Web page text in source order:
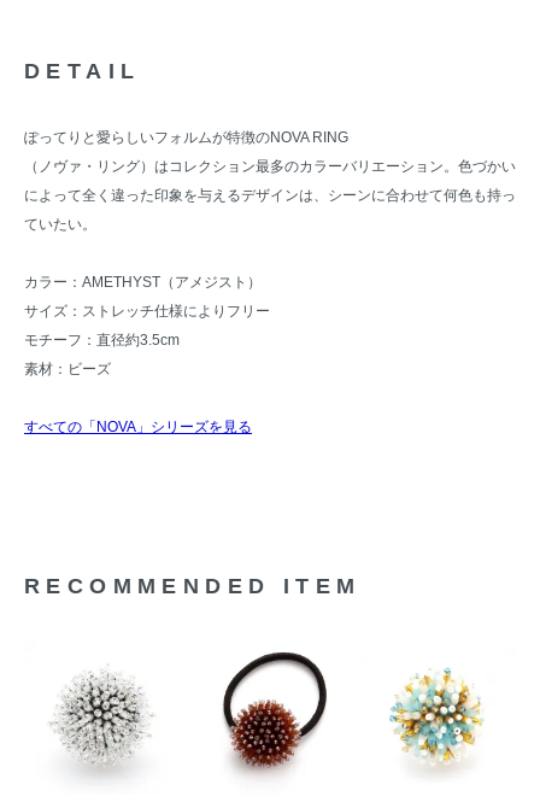
DETAIL
ぽってりと愛らしいフォルムが特徴のNOVA RING
（ノヴァ・リング）はコレクション最多のカラーバリエーション。色づかい
によって全く違った印象を与えるデザインは、シーンに合わせて何色も持っ
ていたい。
カラー：AMETHYST（アメジスト）
サイズ：ストレッチ仕様によりフリー
モチーフ：直径約3.5cm
素材：ビーズ
すべての「NOVA」シリーズを見る
RECOMMENDED ITEM